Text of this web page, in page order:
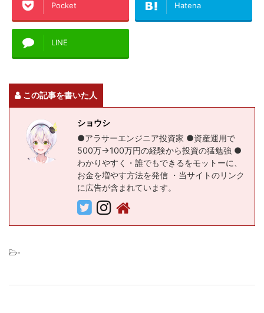
Pocket Hatena
LINE
この記事を書いた人
ショウシ
●アラサーエンジニア投資家 ●資産運用で
500万→100万円の経験から投資の猛勉強 ●
わかりやすく・誰でもできるをモットーに、
お金を増やす方法を発信 ・当サイトのリンク
に広告が含まれています。
-